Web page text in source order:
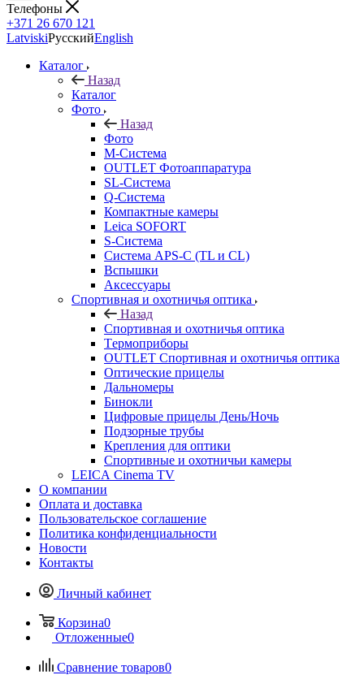
Телефоны
+371 26 670 121
LatviskiРусскийEnglish
Каталог
Назад
Каталог
Фото
Назад
Фото
M-Система
OUTLET Фотоаппаратура
SL-Система
Q-Cистема
Компактные камеры
Leica SOFORT
S-Система
Система APS-C (TL и CL)
Вспышки
Аксессуары
Спортивная и охотничья оптика
Назад
Спортивная и охотничья оптика
Tермоприборы
OUTLET Спортивная и охотничья оптика
Оптические прицелы
Дальномеры
Бинокли
Цифровые прицелы День/Ночь
Подзорные трубы
Крепления для оптики
Спортивные и охотничьи камеры
LEICA Cinema TV
О компании
Оплата и доставка
Пользовательское соглашение
Политика конфиденциальности
Новости
Контакты
Личный кабинет
Корзина0
Отложенные0
Сравнение товаров0